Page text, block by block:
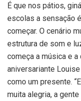
É que nos pátios,
escolas a sensação
começar. O cenário
estrutura de som e
começa a música e a
aniversariante
como um presente.
muita alegria, a